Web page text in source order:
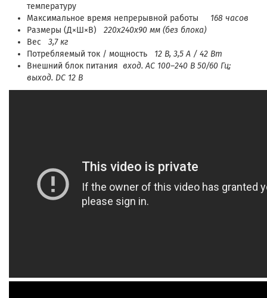
температуру
Максимальное время непрерывной работы 168 часов
Размеры (Д×Ш×В) 220x240x90 мм (без блока)
Вес 3,7 кг
Потребляемый ток / мощность 12 В, 3,5 A / 42 Вт
Внешний блок питания вход. AC 100–240 В 50/60 Гц;
выход. DC 12 В